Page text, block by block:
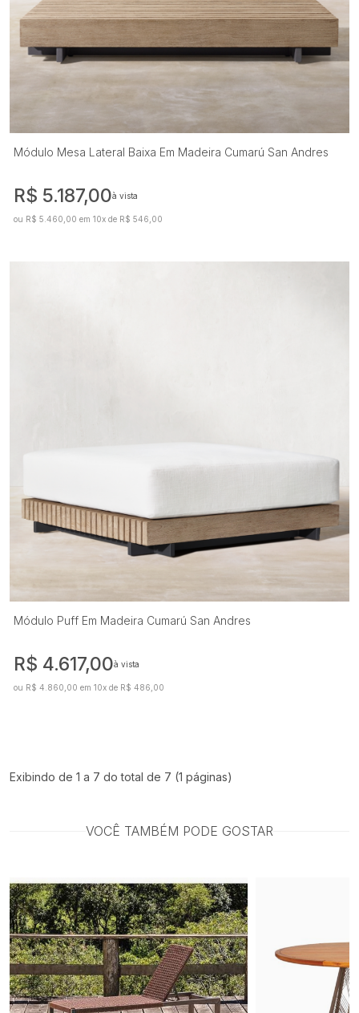
Módulo Mesa Lateral Baixa Em Madeira Cumarú San Andres
R$ 5.187,00à vista
ou R$ 5.460,00 em 10x de R$ 546,00
Módulo Puff Em Madeira Cumarú San Andres
R$ 4.617,00à vista
ou R$ 4.860,00 em 10x de R$ 486,00
Exibindo de 1 a 7 do total de 7 (1 páginas)
VOCÊ TAMBÉM PODE GOSTAR